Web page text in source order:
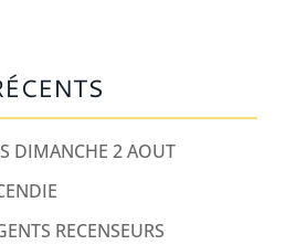
DIMANCHE 2 AOUT
RECENSEURS